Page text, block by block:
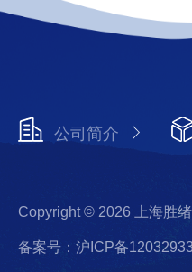
公司简介
Copyright © 2026 上海胜
备案号：沪ICP备